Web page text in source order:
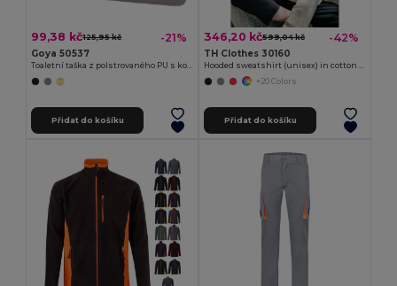
99,38 kč125,95 kč -21%
Goya 50537
Toaletní taška z polstrovaného PU s kovovým zipem IN-STYLE
Přidat do košíku
346,20 kč599,04 kč -42%
TH Clothes 30160
Hooded sweatshirt (unisex) in cotton and polyester
+20 Colors
Přidat do košíku